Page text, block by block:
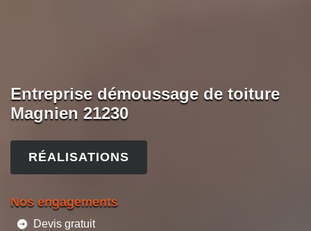
Entreprise démoussage de toiture
Magnien 21230
RÉALISATIONS
Nos engagements
Devis gratuit